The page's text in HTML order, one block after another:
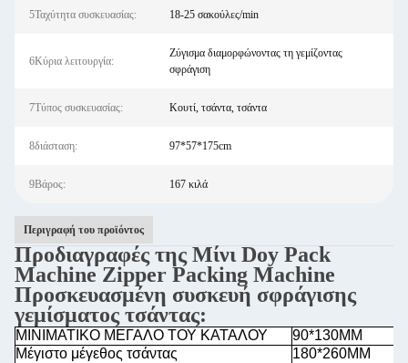
5Ταχύτητα συσκευασίας: 18-25 σακούλες/min
6Κύρια λειτουργία:
Ζύγισμα διαμορφώνοντας τη γεμίζοντας
σφράγιση
7Τύπος συσκευασίας: Κουτί, τσάντα, τσάντα
8διάσταση: 97*57*175cm
9Βάρος: 167 κιλά
Περιγραφή του προϊόντος
Προδιαγραφές της Μίνι Doy Pack
Machine Zipper Packing Machine
Προσκευασμένη συσκευή σφράγισης
γεμίσματος τσάντας:
ΜΙΝΙΜΑΤΙΚΟ ΜΕΓΑΛΟ ΤΟΥ ΚΑΤΑΛΟΥ
90*130MM
Μέγιστο μέγεθος τσάντας
180*260MM